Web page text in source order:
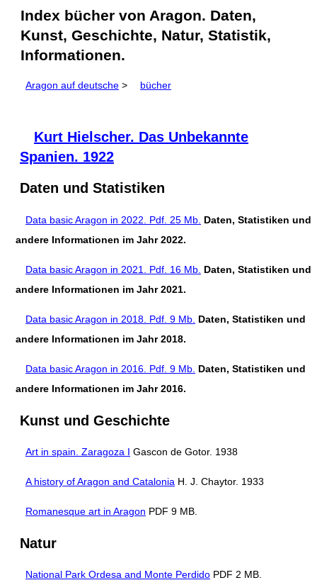
Index bücher von Aragon. Daten,
Kunst, Geschichte, Natur, Statistik,
Informationen.
Aragon auf deutsche > bücher
Kurt Hielscher. Das Unbekannte
Spanien. 1922
Daten und Statistiken
Data basic Aragon in 2022. Pdf. 25 Mb. Daten, Statistiken und
andere Informationen im Jahr 2022.
Data basic Aragon in 2021. Pdf. 16 Mb. Daten, Statistiken und
andere Informationen im Jahr 2021.
Data basic Aragon in 2018. Pdf. 9 Mb. Daten, Statistiken und
andere Informationen im Jahr 2018.
Data basic Aragon in 2016. Pdf. 9 Mb. Daten, Statistiken und
andere Informationen im Jahr 2016.
Kunst und Geschichte
Art in spain. Zaragoza I Gascon de Gotor. 1938
A history of Aragon and Catalonia H. J. Chaytor. 1933
Romanesque art in Aragon PDF 9 MB.
Natur
National Park Ordesa and Monte Perdido PDF 2 MB.